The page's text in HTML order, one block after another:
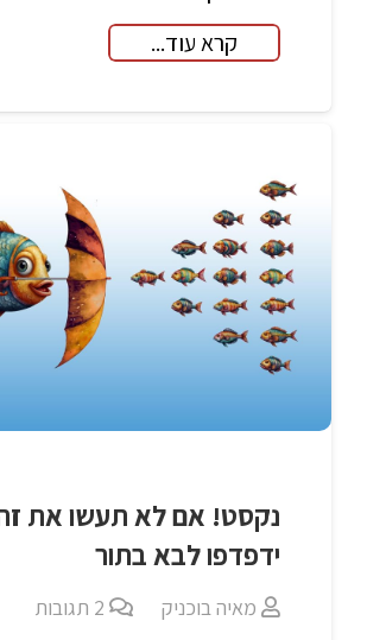
קרא עוד...
נקסט! אם לא תעשו את
ידפדפו לבא בתור
מאיה בוכניק 2 תגובות